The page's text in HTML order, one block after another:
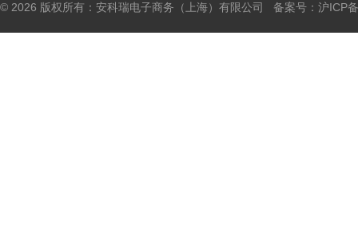
© 2026 版权所有：安科瑞电子商务（上海）有限公司 备案号： 沪ICP